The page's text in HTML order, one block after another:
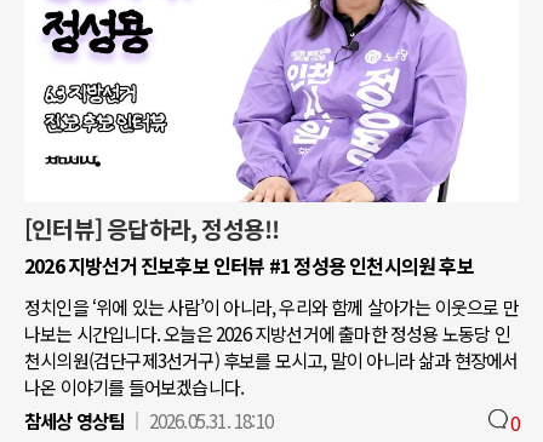
[인터뷰] 응답하라, 정성용!!
2026 지방선거 진보후보 인터뷰 #1 정성용 인천시의원 후보
정치인을 ‘위에 있는 사람’이 아니라, 우리와 함께 살아가는 이웃으로 만
나보는 시간입니다. 오늘은 2026 지방선거에 출마한 정성용 노동당 인
천시의원(검단구제3선거구) 후보를 모시고, 말이 아니라 삶과 현장에서
나온 이야기를 들어보겠습니다.
참세상 영상팀
2026.05.31. 18:10 0